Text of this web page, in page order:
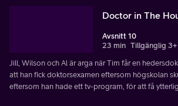
Doctor in The
Avsnitt 10
23 min Tillgänglig
Jill, Wilson och Al är arga när Tim får en
att han fick doktorsexamen eftersom högskolan
eftersom han hade ett tv-program, för att få